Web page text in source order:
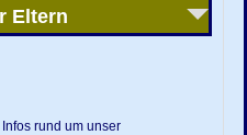
Eltern
rund um unser